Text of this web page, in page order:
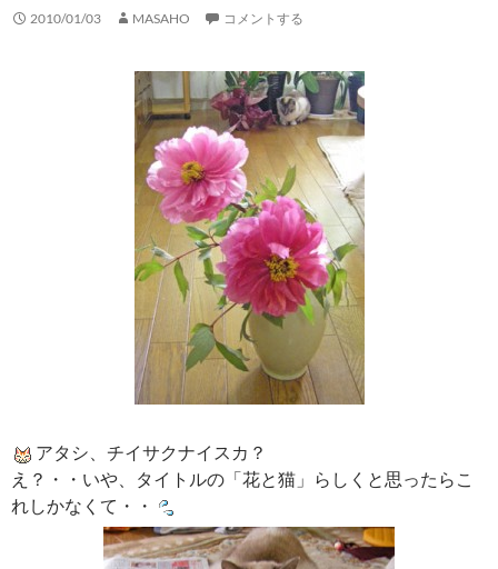
2010/01/03 MASAHO コメントする
アタシ、チイサクナイスカ？
え？・・いや、タイトルの「花と猫」らしくと思ったらこ
れしかなくて・・